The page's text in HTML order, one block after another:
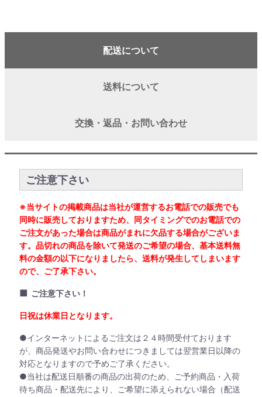
配送について
送料について
交換・返品・お問い合わせ
ご注意下さい
※当サイトの掲載商品は当社が運営するお電話での販売でも
同時に販売しておりますため、同タイミングでのお電話での
ご注文があった場合は商品がまれに欠品する場合がございま
す。品切れの商品を除いて発送のご希望の場合、基本送料無
料の金額の以下になりましたら、送料が発生してしまいます
ので、ご了承下さい。
■ ご注意下さい！
日祝は休業日となります。
●インターネットによるご注文は２４時間受付ております
が、商品発送やお問い合わせにつきましては翌営業日以降の
対応となりますので予めご了承ください。
●当社は配送日順番の商品の出荷のため、ご予約商品・入荷
待ち商品・配送先により、ご希望に添えられない場合（配送